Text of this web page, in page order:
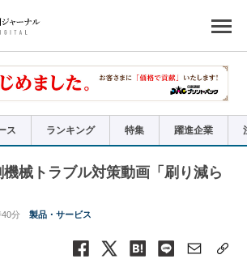
ス ランキング 特集 躍進企業
械トラブル対策動画「刷り減ら
40分 製品・サービス